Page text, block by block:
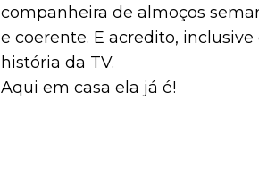
companheira de almoços
e coerente. E acredito,
história da TV.
Aqui em casa ela já é!